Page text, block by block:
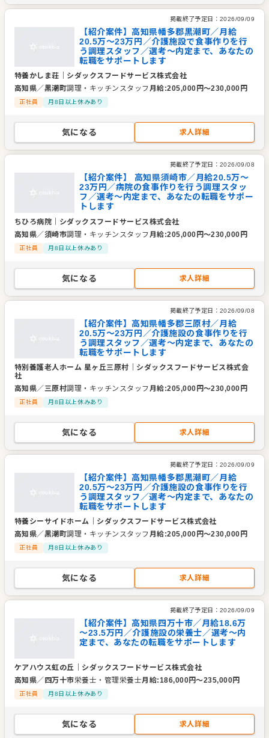
掲載終了予定日： 2026/09/09
【紹介案件】高知県幡多郡黒潮町／月給
20.5万～23万円／介護施設で食事作りを行
う調理スタッフ／選考～内定まで、あなたの
転職をサポートします
特養かしま荘
シダックスフードサービス株式会社
高知県／黒潮町調理・キッチンスタッフ月給:205,000 円〜230,000 円
正社員 月8日以上休みあり
気になる 求人詳細
掲載終了予定日： 2026/09/08
【紹介案件】 高知県須崎市／月給20.5万～
23万円／病院の食事作りを行う調理スタッ
フ／選考～内定まで、あなたの転職をサポー
トします
ちひろ病院
シダックスフードサービス株式会社
高知県／須崎市調理・キッチンスタッフ 月給:205,000 円〜230,000 円
正社員 月8日以上休みあり
気になる 求人詳細
掲載終了予定日： 2026/09/08
【紹介案件】高知県幡多郡三原村／月給
20.5万～23万円／介護施設の食事作りを行
う調理スタッフ／選考～内定まで、あなたの
転職をサポートします
特別養護老人ホーム 星ヶ丘三原村
シダックスフードサービス株式会
社
高知県／三原村調理・キッチンスタッフ月給:205,000 円〜230,000 円
正社員 月8日以上休みあり
気になる 求人詳細
掲載終了予定日： 2026/09/09
【紹介案件】高知県幡多郡黒潮町／月給
20.5万～23万円／介護施設の食事作りを行
う調理スタッフ／選考～内定まで、あなたの
転職をサポートします
特養シーサイドホーム
シダックスフードサービス株式会社
高知県／黒潮町調理・キッチンスタッフ月給:205,000 円〜230,000 円
正社員 月8日以上休みあり
気になる 求人詳細
掲載終了予定日： 2026/09/09
【紹介案件】高知県四万十市／月給18.6万
～23.5万円／介護施設の栄養士／選考～内
定まで、あなたの転職をサポートします
ケアハウス虹の丘
シダックスフードサービス株式会社
高知県／四万十市栄養士・管理栄養士月給:186,000円〜235,000円
正社員 月8日以上休みあり
気になる 求人詳細